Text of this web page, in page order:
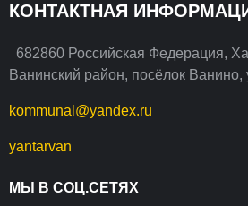
КОНТАКТНАЯ
682860 Российская Федерация,
Ванинский район, посёлок
kommunal@yandex.ru
yantarvan
МЫ В СОЦ.СЕТЯХ